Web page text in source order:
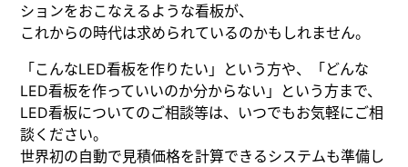
ションをおこなえるような看板が、
これからの時代は求められているのかもしれません。
「こんなLED看板を作りたい」という方や、「どんな
LED看板を作っていいのか分からない」という方まで、
LED看板についてのご相談等は、いつでもお気軽にご相
談ください。
世界初の自動で見積価格を計算できるシステムも準備し